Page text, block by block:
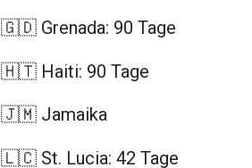
🇬🇩 Grenada: 90 Tage
🇭🇹 Haiti: 90 Tage
🇯🇲 Jamaika
🇱🇨 St. Lucia: 42 Tage